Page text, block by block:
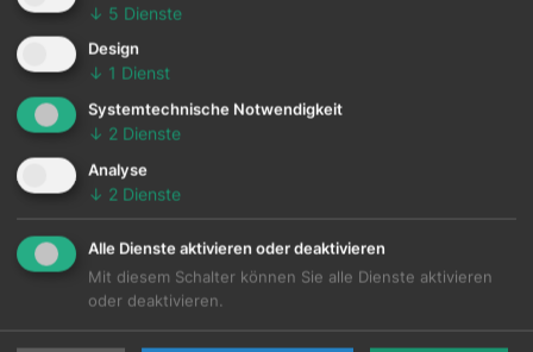
↓ 5 Dienste
Design
↓ 1 Dienst
Systemtechnische Notwendigkeit
↓ 2 Dienste
Analyse
↓ 2 Dienste
Alle Dienste aktivieren oder deaktivieren
Mit diesem Schalter können Sie alle Dienste aktivieren
oder deaktivieren.